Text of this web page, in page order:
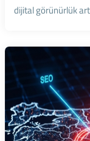
dijital görünürlük